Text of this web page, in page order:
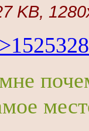
KB,